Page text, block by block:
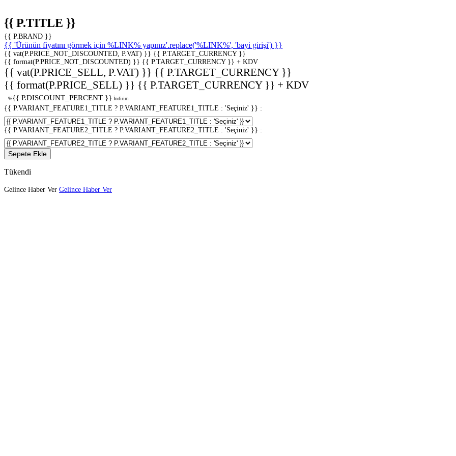
{{ P.TITLE }}
{{ P.BRAND }}
{{ 'Ürünün fiyatını görmek için %LINK% yapınız'.replace('%LINK%', 'bayi girişi') }}
{{ vat(P.PRICE_NOT_DISCOUNTED, P.VAT) }} {{ P.TARGET_CURRENCY }}
{{ format(P.PRICE_NOT_DISCOUNTED) }} {{ P.TARGET_CURRENCY }} + KDV
{{ vat(P.PRICE_SELL, P.VAT) }} {{ P.TARGET_CURRENCY }}
{{ format(P.PRICE_SELL) }} {{ P.TARGET_CURRENCY }} + KDV
%{{ P.DISCOUNT_PERCENT }} İndirim
{{ P.VARIANT_FEATURE1_TITLE ? P.VARIANT_FEATURE1_TITLE : 'Seçiniz' }} :
{{ P.VARIANT_FEATURE2_TITLE ? P.VARIANT_FEATURE2_TITLE : 'Seçiniz' }} :
Sepete Ekle
Tükendi
Gelince Haber Ver Gelince Haber Ver